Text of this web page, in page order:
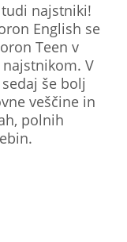
najstniki!
English se
Teen v
V
še bolj
veščine in
polnih